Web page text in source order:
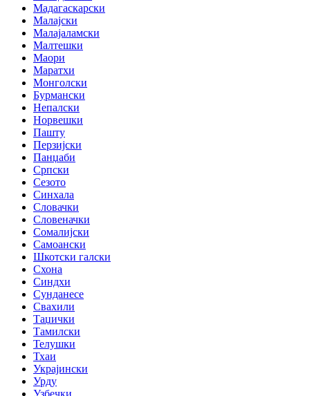
Мадагаскарски
Малајски
Малајаламски
Малтешки
Маори
Маратхи
Монголски
Бурмански
Непалски
Норвешки
Пашту
Перзијски
Панџаби
Српски
Сезото
Синхала
Словачки
Словеначки
Сомалијски
Самоански
Шкотски галски
Схона
Синдхи
Сунданесе
Свахили
Таџички
Тамилски
Телушки
Тхаи
Украјински
Урду